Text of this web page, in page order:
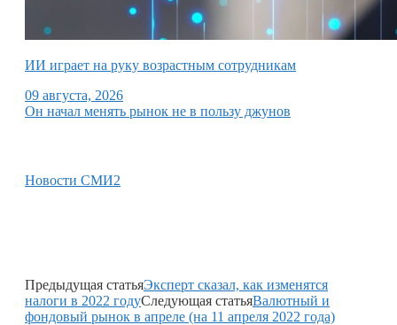
ИИ играет на руку возрастным сотрудникам
09 августа, 2026
Он начал менять рынок не в пользу джунов
Новости СМИ2
Предыдущая статьяЭксперт сказал, как изменятся
налоги в 2022 годуСледующая статьяВалютный и
фондовый рынок в апреле (на 11 апреля 2022 года)